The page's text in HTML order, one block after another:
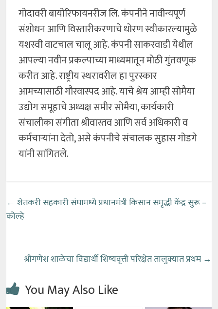
गोदावरी बायोरिफायनरीज लि. कंपनीने नावीन्यपूर्ण
संशोधन आणि विस्तारीकरणाचे धोरण स्वीकारल्यामुळे
यशस्वी वाटचाल चालू आहे. कंपनी साकरवाडी येथील
आपल्या नवीन प्रकल्पाच्या माध्यमातून मोठी गुंतवणूक
करीत आहे. राष्ट्रीय स्थरावरील हा पुरस्कार
आमच्यासाठी गौरवास्पद आहे. याचे श्रेय आम्ही सोमैया
उद्योग समूहाचे अध्यक्ष समीर सोमैया, कार्यकारी
संचालीका संगीता श्रीवास्तव आणि सर्व अधिकारी व
कर्मचाऱ्यांना देतो, असे कंपनीचे संचालक सुहास गोडगे
यांनी सांगितले.
← शेतकरी सहकारी संघामध्ये प्रधानमंत्री किसान समृद्धी केंद्र सुरू –
कोल्हे
श्रीगणेश शाळेचा विद्यार्थी शिष्यवृत्ती परिक्षेत तालुक्यात प्रथम →
You May Also Like